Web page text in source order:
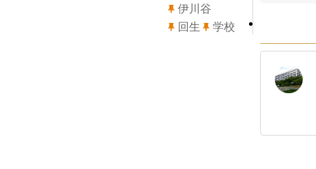
伊川谷
回生
学校